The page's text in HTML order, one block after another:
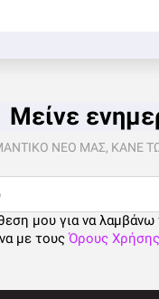
Μείνε
ΝΕΟ ΜΑΣ, ΚΑΝΕ
μου για να
με τους Όρους